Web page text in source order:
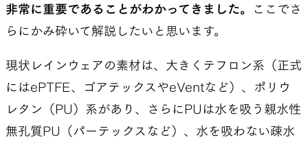
非常に重要であることがわかってきました。
ここでさ
らにかみ砕いて解説したいと思います。
現状レインウェアの素材は、大きくテフロン系（正式
にはePTFE、ゴアテックスやeVentなど）、ポリウ
レタン（PU）系があり、さらにPUは水を吸う親水性
無孔質PU（パーテックスなど）、水を吸わない疎水